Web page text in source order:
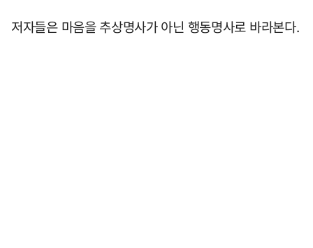
저자들은 마음을 추상명사가 아닌 행동명사로 바라본다.